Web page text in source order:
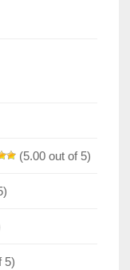
(5.00 out of 5)
5)